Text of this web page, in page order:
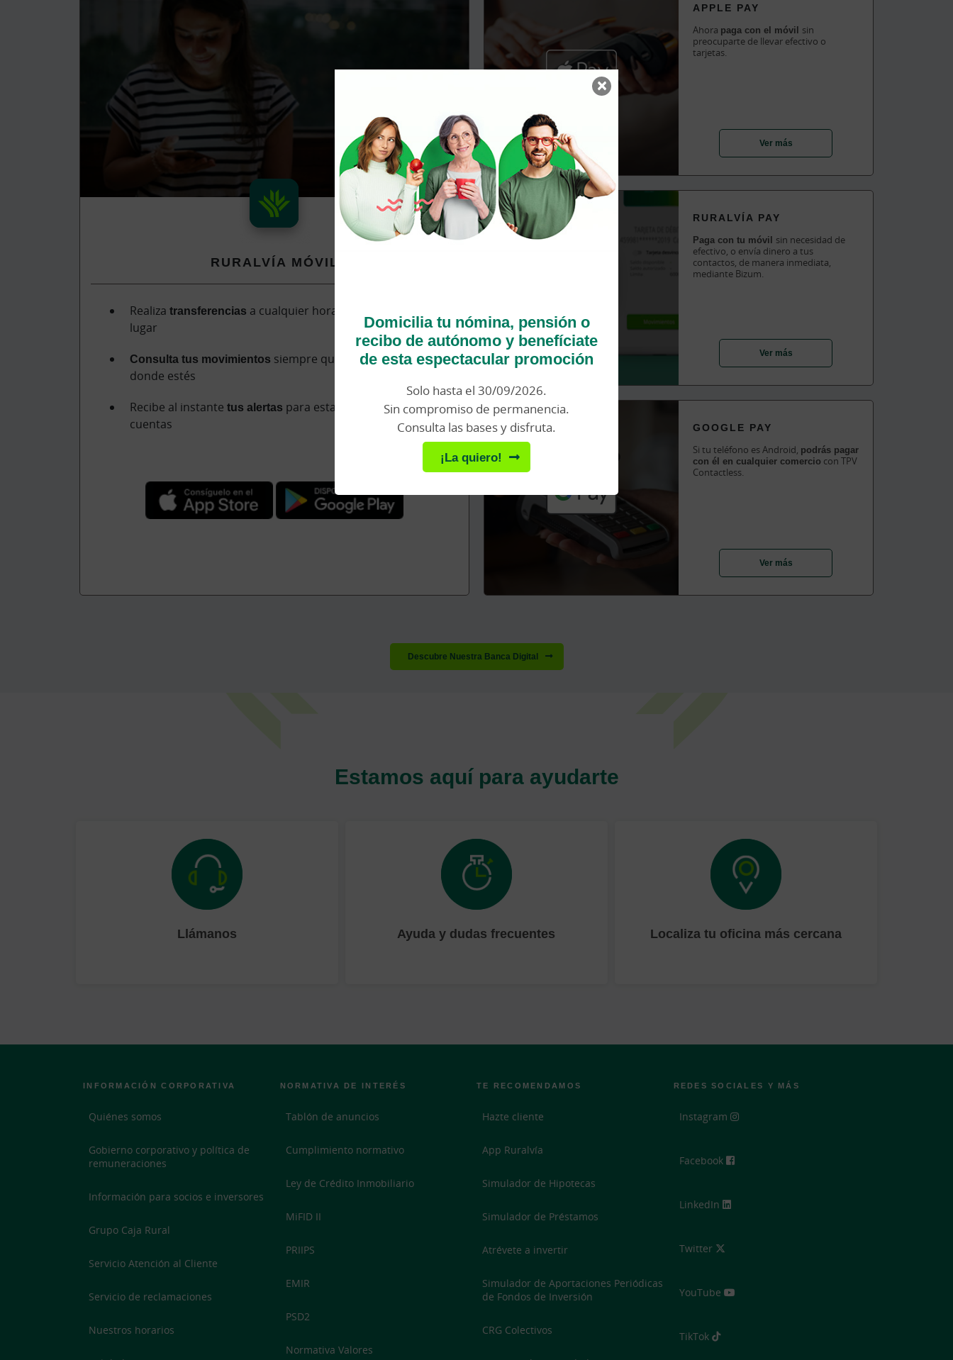
RURALVÍA MÓVIL
Realiza transferencias a cualquier hora y en cualquier
lugar
Consulta tus movimientos siempre que quieras y estés
donde estés
Recibe al instante tus alertas para estar al día de tus
cuentas
APPLE PAY
Ahora paga con el móvil sin
preocuparte de llevar efectivo o
tarjetas.
Ver más
RURALVÍA PAY
Paga con tu móvil sin necesidad de
efectivo, o envía dinero a tus
contactos, de manera inmediata,
mediante Bizum.
Ver más
GOOGLE PAY
Si tu teléfono es Android, podrás pagar
con él en cualquier comercio con TPV
Contactless.
Ver más
Descubre Nuestra Banca Digital
Estamos aquí para ayudarte
Llámanos Ayuda y dudas frecuentes Localiza tu oficina más cercana
×
Domicilia tu nómina, pensión o
recibo de autónomo y benefíciate
de esta espectacular promoción
Solo hasta el 30/09/2026.
Sin compromiso de permanencia.
Consulta las bases y disfruta.
¡La quiero!
INFORMACIÓN CORPORATIVA
Quiénes somos
Gobierno corporativo y política de
remuneraciones
Información para socios e inversores
Grupo Caja Rural
Servicio Atención al Cliente
Servicio de reclamaciones
Nuestros horarios
NORMATIVA DE INTERÉS
Tablón de anuncios
Cumplimiento normativo
Ley de Crédito Inmobiliario
MiFID II
PRIIPS
EMIR
PSD2
Normativa Valores
TE RECOMENDAMOS
Hazte cliente
App Ruralvía
Simulador de Hipotecas
Simulador de Préstamos
Atrévete a invertir
Simulador de Aportaciones Periódicas
de Fondos de Inversión
CRG Colectivos
REDES SOCIALES Y MÁS
Instagram
Facebook
LinkedIn
Twitter
YouTube
TikTok